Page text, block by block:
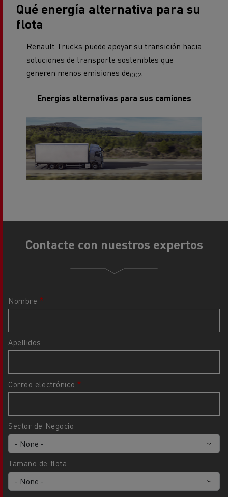
Qué energía alternativa para su
flota
Renault Trucks puede apoyar su transición hacia
soluciones de transporte sostenibles que
generen menos emisiones deCO2.
Energías alternativas para sus camiones
Contacte con nuestros expertos
Nombre
Apellidos
Correo electrónico
Sector de Negocio
Tamaño de flota